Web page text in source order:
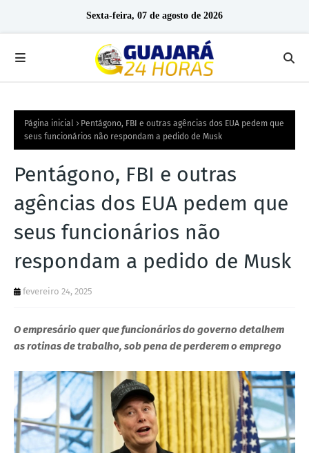
Sexta-feira, 07 de agosto de 2026
Página inicial
Pentágono, FBI e outras agências dos EUA pedem que
seus funcionários não respondam a pedido de Musk
Pentágono, FBI e outras
agências dos EUA pedem que
seus funcionários não
respondam a pedido de Musk
fevereiro 24, 2025
O empresário quer que funcionários do governo detalhem
as rotinas de trabalho, sob pena de perderem o emprego